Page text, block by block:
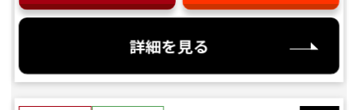
詳細を見る